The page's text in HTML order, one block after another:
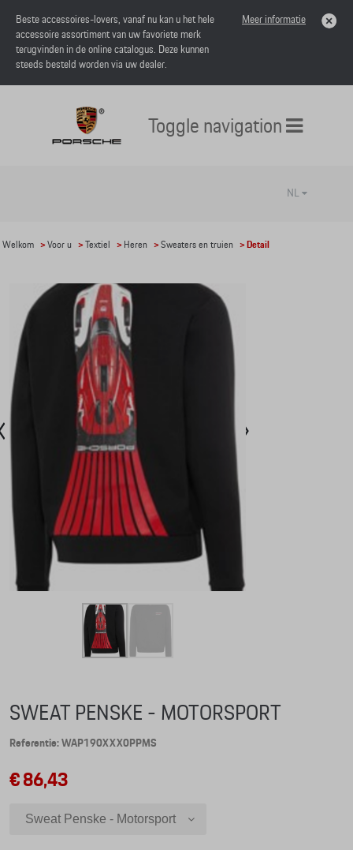
Beste accessoires-lovers, vanaf nu kan u het hele
accessoire assortiment van uw favoriete merk
terugvinden in de online catalogus. Deze kunnen
steeds besteld worden via uw dealer.
Meer informatie
Toggle navigation
NL
Welkom >Voor u >Textiel > Heren >Sweaters en truien > Detail
SWEAT PENSKE - MOTORSPORT
Referentie: WAP190XXX0PPMS
€ 86,43
Sweat Penske - Motorsport